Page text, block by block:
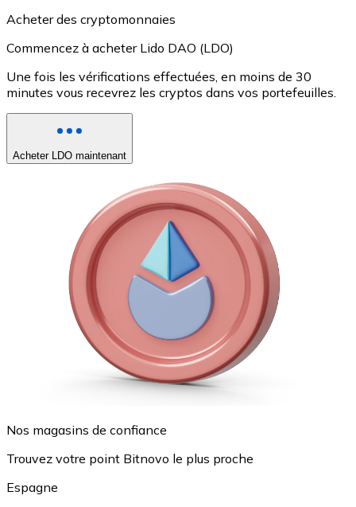
Acheter des cryptomonnaies
Commencez à acheter Lido DAO (LDO)
Une fois les vérifications effectuées, en moins de 30
minutes vous recevrez les cryptos dans vos portefeuilles.
Acheter LDO maintenant
Nos magasins de confiance
Trouvez votre point Bitnovo le plus proche
Espagne